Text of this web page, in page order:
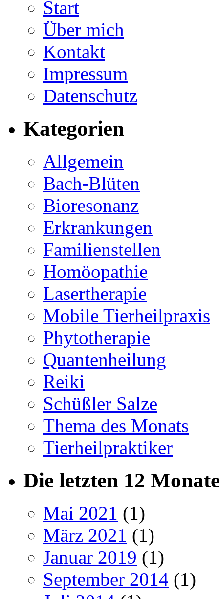
Start
Über mich
Kontakt
Impressum
Datenschutz
Kategorien
Allgemein
Bach-Blüten
Bioresonanz
Erkrankungen
Familienstellen
Homöopathie
Lasertherapie
Mobile Tierheilpraxis
Phytotherapie
Quantenheilung
Reiki
Schüßler Salze
Thema des Monats
Tierheilpraktiker
Die letzten 12
Mai 2021 (1)
März 2021 (1)
Januar 2019 (1)
September 2014 (1)